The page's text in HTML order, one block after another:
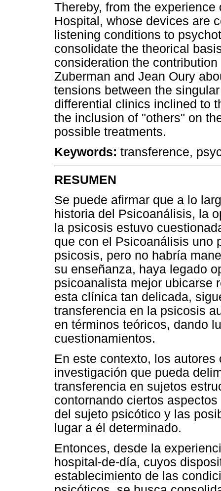
Thereby, from the
Hospital, whose devices are
listening conditions to
consolidate the theorical
consideration the
Zuberman and Jean Oury
tensions between the
differential clinics inclined to
the inclusion of "others" on
possible treatments.
Keywords: transference,
RESUMEN
Se puede afirmar que a lo
historia del Psicoanálisis, la
la psicosis estuvo
que con el Psicoanálisis uno
psicosis, pero no habría
su enseñanza, haya legado
psicoanalista mejor ubicarse
esta clínica tan delicada,
transferencia en la psicosis
en términos teóricos, dando
cuestionamientos.
En este contexto, los
investigación que pueda
transferencia en sujetos
contornando ciertos
del sujeto psicótico y las
lugar a él determinado.
Entonces, desde la
hospital-de-día, cuyos
establecimiento de las